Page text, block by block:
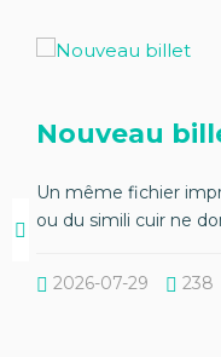
Nouveau
Un même fichier
ou du simili cuir ne
2026-07-29 238